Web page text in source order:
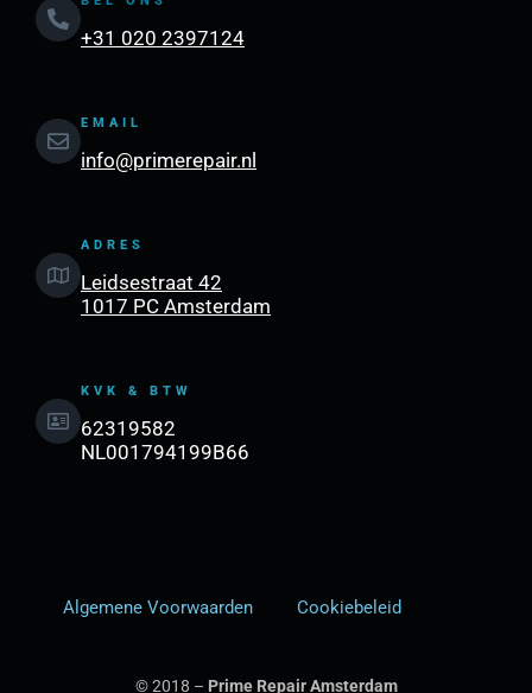
+31 020 2397124
EMAIL
info@primerepair.nl
ADRES
Leidsestraat 42
1017 PC Amsterdam
KVK & BTW
62319582
NL001794199B66
Algemene Voorwaarden Cookiebeleid
© 2018 – Prime Repair Amsterdam